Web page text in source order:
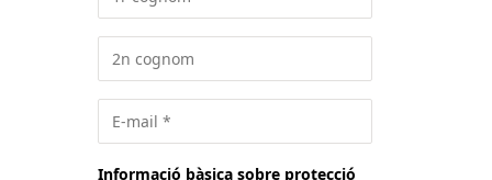
Informació bàsica sobre protecció